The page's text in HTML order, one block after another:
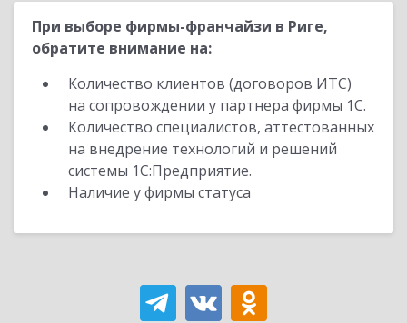
При выборе фирмы-франчайзи в Риге,
обратите внимание на:
Количество клиентов (договоров ИТС)
на сопровождении у партнера фирмы 1С.
Количество специалистов, аттестованных
на внедрение технологий и решений
системы 1С:Предприятие.
Наличие у фирмы статуса